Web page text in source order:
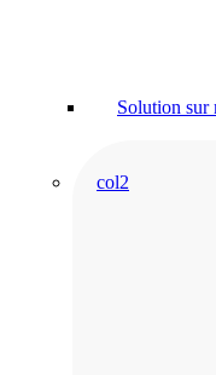
Solution sur
col2